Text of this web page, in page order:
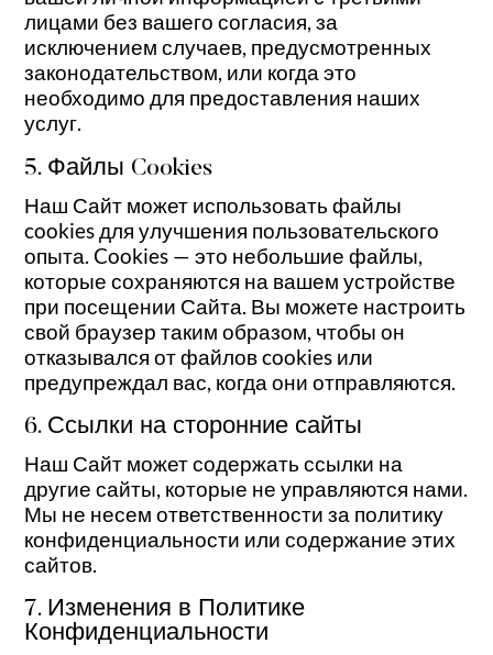
лицами без вашего согласия, за
исключением случаев, предусмотренных
законодательством, или когда это
необходимо для предоставления наших
услуг.
5. Файлы Cookies
Наш Сайт может использовать файлы
cookies для улучшения пользовательского
опыта. Cookies — это небольшие файлы,
которые сохраняются на вашем устройстве
при посещении Сайта. Вы можете настроить
свой браузер таким образом, чтобы он
отказывался от файлов cookies или
предупреждал вас, когда они отправляются.
6. Ссылки на сторонние сайты
Наш Сайт может содержать ссылки на
другие сайты, которые не управляются нами.
Мы не несем ответственности за политику
конфиденциальности или содержание этих
сайтов.
7. Изменения в Политике
Конфиденциальности